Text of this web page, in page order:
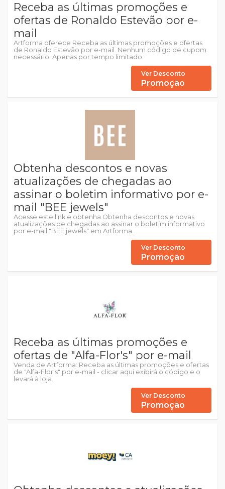
Receba as últimas promoções e
ofertas de Ronaldo Estevão por e-
mail
Artforma oferece Receba as últimas promoções e ofertas
de Ronaldo Estevão por e-mail. Nenhum código de cupom
necessário. Apenas por tempo limitado.
Ver Desconto
Promoção
Obtenha descontos e novas
atualizações de chegadas ao
assinar o boletim informativo por e-
mail "BEE jewels"
Acesse este link e obtenha Obtenha descontos e novas
atualizações de chegadas ao assinar o boletim informativo
por e-mail "BEE jewels" em Artforma.
Ver Desconto
Promoção
Receba as últimas promoções e
ofertas de "Alfa-Flor's" por e-mail
Venda de Artforma: Receba as últimas promoções e ofertas
de "Alfa-Flor's" por e-mail - clicar aqui exibirá o código e o
levará à loja.
Ver Desconto
Promoção